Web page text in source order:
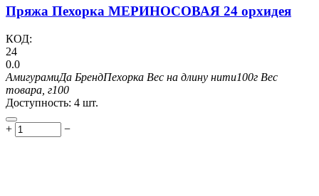
Пряжа Пехорка МЕРИНОСОВАЯ 24 орхидея
КОД:
24
0.0
АмигурамиДа БрендПехорка Вес на длину нити100г Вес
товара, г100
Доступность: 4 шт.
+ −